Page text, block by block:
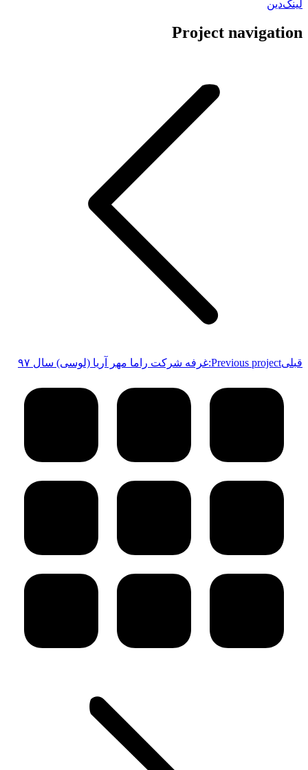
لینک‌دین
Project navigation
قبلیPrevious project: غرفه شرکت راما مهر آریا (لوسی) سال ۹۷